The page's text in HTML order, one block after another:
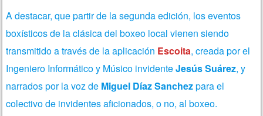
A destacar, que partir de la segunda edición, los eventos
boxísticos de la clásica del boxeo local vienen siendo
transmitido a través de la aplicación Escoita, creada por el
Ingeniero Informático y Músico invidenteJesús Suárez, y
narrados por la voz de Miguel Díaz Sanchezpara el
colectivo de invidentes aficionados, o no, al boxeo.